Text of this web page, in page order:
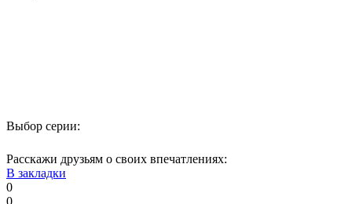
Выбор серии:
Расскажи друзьям о своих впечатлениях:
В закладки
0